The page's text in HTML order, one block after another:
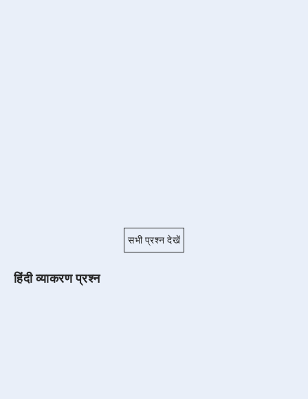
सभी प्रश्न देखें
हिंदी व्याकरण प्रश्न